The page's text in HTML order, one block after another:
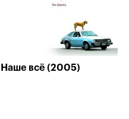
Наше всё (2005)